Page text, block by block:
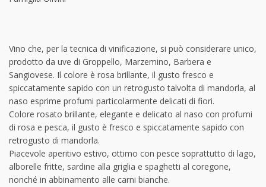
Vino che, per la tecnica di vinificazione, si può considerare unico,
prodotto da uve di Groppello, Marzemino, Barbera e
Sangiovese. Il colore è rosa brillante, il gusto fresco e
spiccatamente sapido con un retrogusto talvolta di mandorla, al
naso esprime profumi particolarmente delicati di fiori.
Colore rosato brillante, elegante e delicato al naso con profumi
di rosa e pesca, il gusto è fresco e spiccatamente sapido con
retrogusto di mandorla.
Piacevole aperitivo estivo, ottimo con pesce soprattutto di lago,
alborelle fritte, sardine alla griglia e spaghetti al coregone,
nonché in abbinamento alle carni bianche.